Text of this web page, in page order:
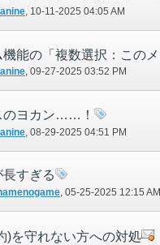
‎, 10-11-2025 04:05 AM
‎, 09-27-2025 03:52 PM
のヨカン……！
‎, 08-29-2025 04:51 PM
すぎる
‎, 05-25-2025 12:15 AM
)を守れない方への対処